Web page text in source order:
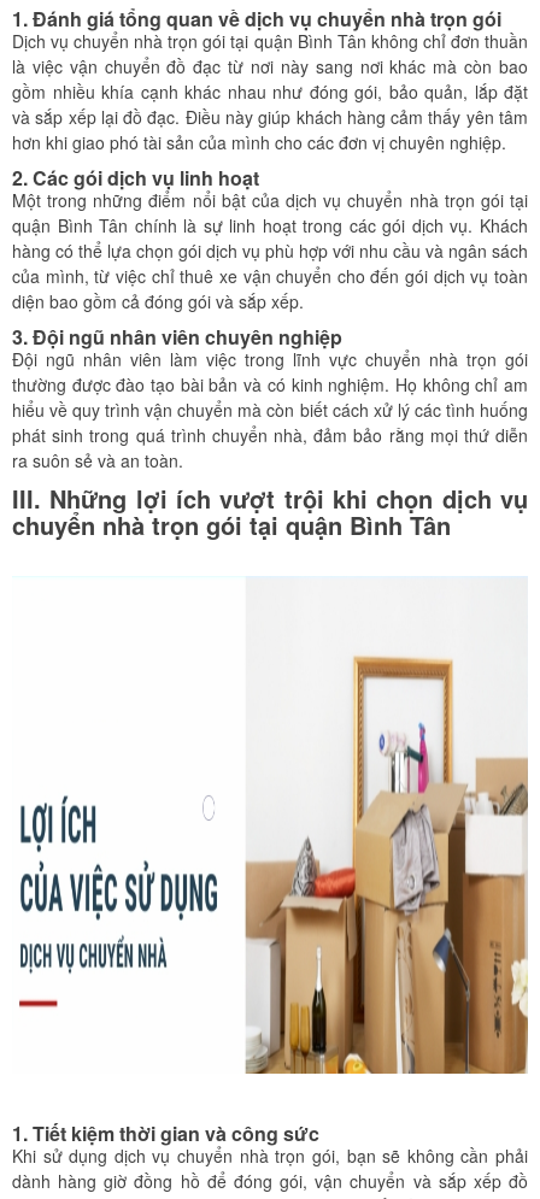
1. Đánh giá tổng quan về dịch vụ chuyển nhà trọn gói
Dịch vụ chuyển nhà trọn gói tại quận Bình Tân không chỉ đơn thuần
là việc vận chuyển đồ đạc từ nơi này sang nơi khác mà còn bao
gồm nhiều khía cạnh khác nhau như đóng gói, bảo quản, lắp đặt
và sắp xếp lại đồ đạc. Điều này giúp khách hàng cảm thấy yên tâm
hơn khi giao phó tài sản của mình cho các đơn vị chuyên nghiệp.
2. Các gói dịch vụ linh hoạt
Một trong những điểm nổi bật của dịch vụ chuyển nhà trọn gói tại
quận Bình Tân chính là sự linh hoạt trong các gói dịch vụ. Khách
hàng có thể lựa chọn gói dịch vụ phù hợp với nhu cầu và ngân sách
của mình, từ việc chỉ thuê xe vận chuyển cho đến gói dịch vụ toàn
diện bao gồm cả đóng gói và sắp xếp.
3. Đội ngũ nhân viên chuyên nghiệp
Đội ngũ nhân viên làm việc trong lĩnh vực chuyển nhà trọn gói
thường được đào tạo bài bản và có kinh nghiệm. Họ không chỉ am
hiểu về quy trình vận chuyển mà còn biết cách xử lý các tình huống
phát sinh trong quá trình chuyển nhà, đảm bảo rằng mọi thứ diễn
ra suôn sẻ và an toàn.
III. Những lợi ích vượt trội khi chọn dịch vụ
chuyển nhà trọn gói tại quận Bình Tân
1. Tiết kiệm thời gian và công sức
Khi sử dụng dịch vụ chuyển nhà trọn gói, bạn sẽ không cần phải
dành hàng giờ đồng hồ để đóng gói, vận chuyển và sắp xếp đồ